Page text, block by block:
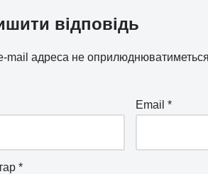
відповідь
mail адреса не
Email*
*